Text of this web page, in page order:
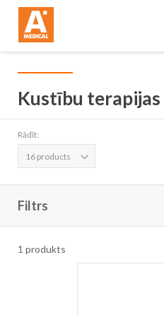
Kustību
Rādīt:
Filtrs
1 produkts